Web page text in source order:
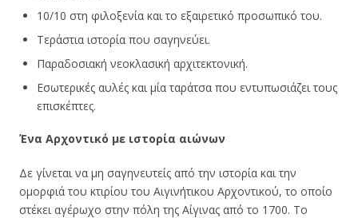
10/10 στη φιλοξενία και το εξαιρετικό προσωπικό του.
Τεράστια ιστορία που σαγηνεύει.
Παραδοσιακή νεοκλασική αρχιτεκτονική.
Εσωτερικές αυλές και μία ταράτσα που εντυπωσιάζει τους
επισκέπτες.
Ένα Αρχοντικό με ιστορία αιώνων
Δε γίνεται να μη σαγηνευτείς από την ιστορία και την
ομορφιά του κτιρίου του Αιγινήτικου Αρχοντικού, το οποίο
στέκει αγέρωχο στην πόλη της Αίγινας από το 1700. Το